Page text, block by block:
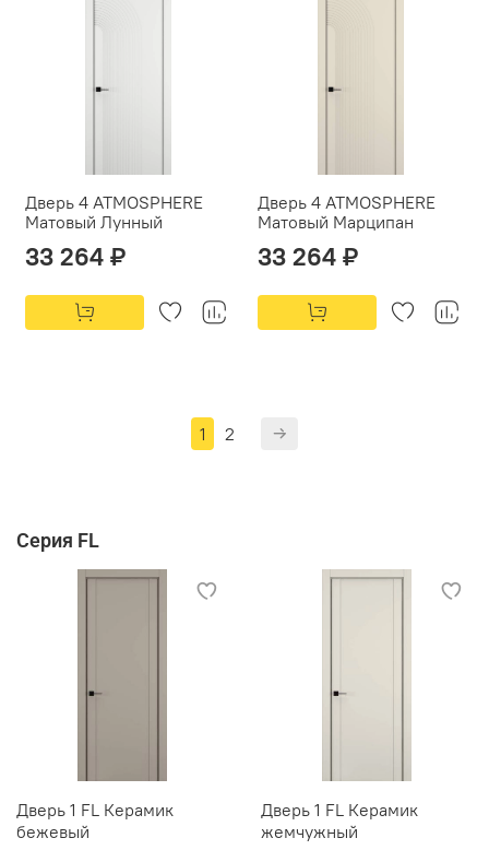
Дверь 4 ATMOSPHERE
Матовый Лунный
33 264 ₽
Дверь 4 ATMOSPHERE
Матовый Марципан
33 264 ₽
1 2
Серия FL
Дверь 1 FL Керамик
бежевый
Дверь 1 FL Керамик
жемчужный